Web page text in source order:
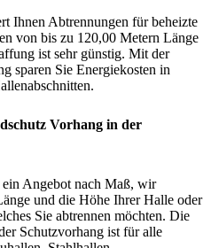
Ihnen Abtrennungen für beheizte
von bis zu 120,00 Metern Länge
ist sehr günstig. Mit der
sparen Sie Energiekosten in
Vorhang in der
Angebot nach Maß, wir
und die Höhe Ihrer Halle oder
Sie abtrennen möchten. Die
Schutzvorhang ist für alle